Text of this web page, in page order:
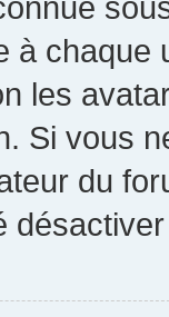
chaque
les
Si vous
du